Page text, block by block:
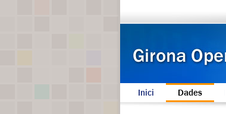
Inici Dades